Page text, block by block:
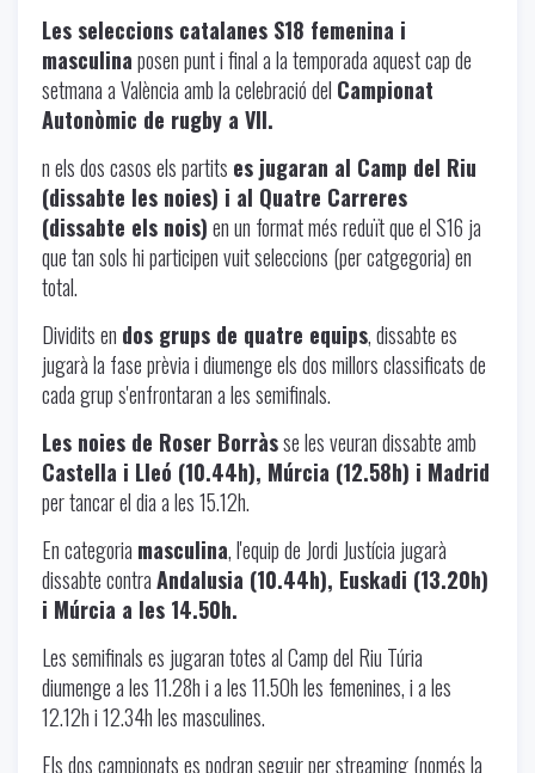
Les seleccions catalanes S18 femenina i
masculinaposen punt i final a la temporada aquest cap de
setmana a València amb la celebració del Campionat
Autonòmic de rugby a VII.
n els dos casos els partits es jugaran al Camp del Riu
(dissabte les noies) i al Quatre Carreres
(dissabte els nois)en un format més reduït que el S16 ja
que tan sols hi participen vuit seleccions (per catgegoria) en
total.
Dividits en dos grups de quatre equips, dissabte es
jugarà la fase prèvia i diumenge els dos millors classificats de
cada grup s'enfrontaran a les semifinals.
Les noies de Roser Borràsse les veuran dissabte amb
Castella i Lleó (10.44h), Múrcia (12.58h) i Madrid
per tancar el dia a les 15.12h.
En categoria masculina, l'equip de Jordi Justícia jugarà
dissabte contraAndalusia (10.44h), Euskadi (13.20h)
i Múrcia a les 14.50h.
Les semifinals es jugaran totes al Camp del Riu Túria
diumenge a les 11.28h i a les 11.50h les femenines, i a les
12.12h i 12.34h les masculines.
Els dos campionats es podran seguir per streaming (només la